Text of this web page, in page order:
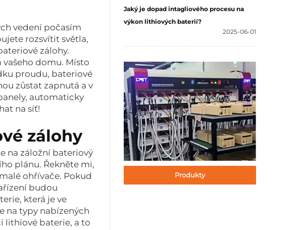
vedení počasím
rozsvítit světla,
zálohy.
domu. Místo
proudu, bateriové
zůstat zapnutá a v
automaticky
na síť!
zálohy
na záložní bateriový
plánu. Řekněte mi,
ohřívače. Pokud
budou
která je ve
na typy nabízených
lithiové baterie, a to
Jaký je dopad intagliového procesu na
výkon lithiových baterií?
2025-06-01
Produkty